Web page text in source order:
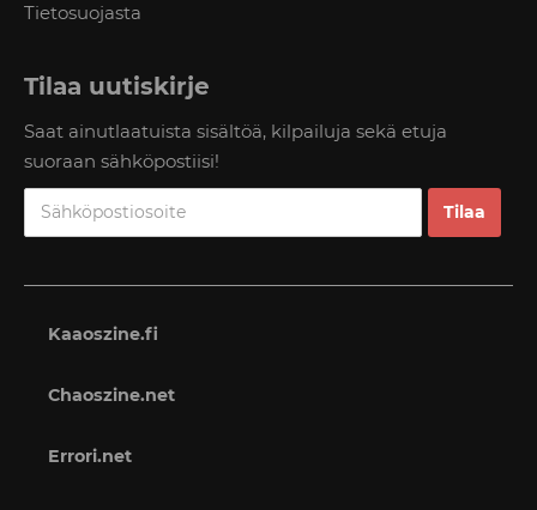
Tietosuojasta
Tilaa uutiskirje
Saat ainutlaatuista sisältöä, kilpailuja sekä etuja
suoraan sähköpostiisi!
Kaaoszine.fi
Chaoszine.net
Errori.net